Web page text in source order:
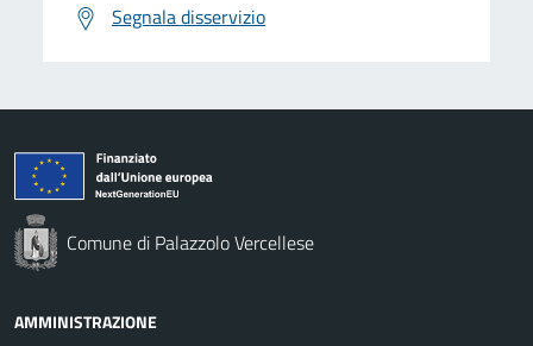
Segnala disservizio
Comune di Palazzolo Vercellese
AMMINISTRAZIONE